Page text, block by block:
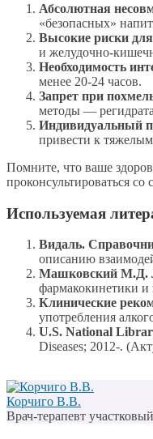
Абсолютная
«безопасных»
Высокие риски
и желудочно-
Необходимость
менее 20-24 часов.
Запрет при
методы —
Индивидуальный
привести к
Помните, что ваше
проконсультироваться
Используемая
Видаль.
описанию
Машковский М.Д.
фармакокинетики
Клинические
употребления
U.S. National
Diseases; 2012-.
Корчиго В.В.
Врач-терапевт